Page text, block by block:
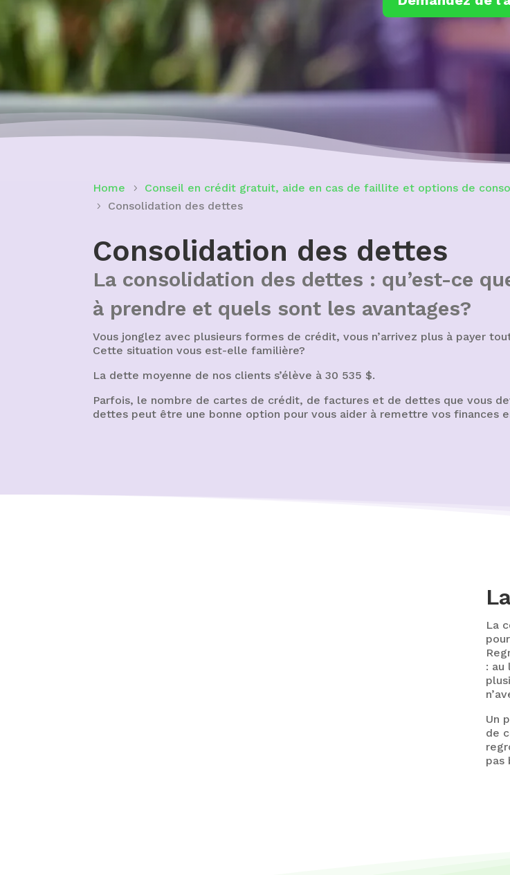
Home Conseil en crédit gratuit, aide en cas de faillite et options de
Consolidation des dettes
Consolidation des dettes
La consolidation des dettes : qu’est-ce
à prendre et quels sont les avantages?
Vous jonglez avec plusieurs formes de crédit, vous n’arrivez plus à payer
Cette situation vous est-elle familière?
La dette moyenne de nos clients s’élève à 30 535 $.
Parfois, le nombre de cartes de crédit, de factures et de dettes que vous
dettes peut être une bonne option pour vous aider à remettre vos finances
La
: au
Un
de
pas